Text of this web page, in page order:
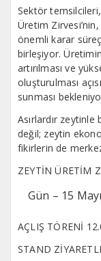
Sektör
Üretim
önemli karar
birleşiyor.
artırılması ve
oluşturulması
sunması
Asırlardır zeytinle
değil; zeytin
fikirlerin de
ZEYTİN ÜRETİM
Gün – 15
AÇLIŞ TÖRENİ
STAND